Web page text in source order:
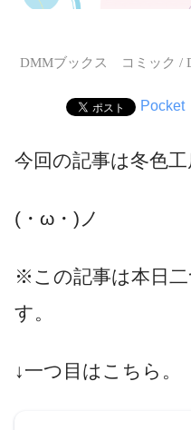
DMMブックス コミック /
Pocket
今回の記事は冬色
(・ω・)ノ
※この記事は本日
す。
↓一つ目はこちら。